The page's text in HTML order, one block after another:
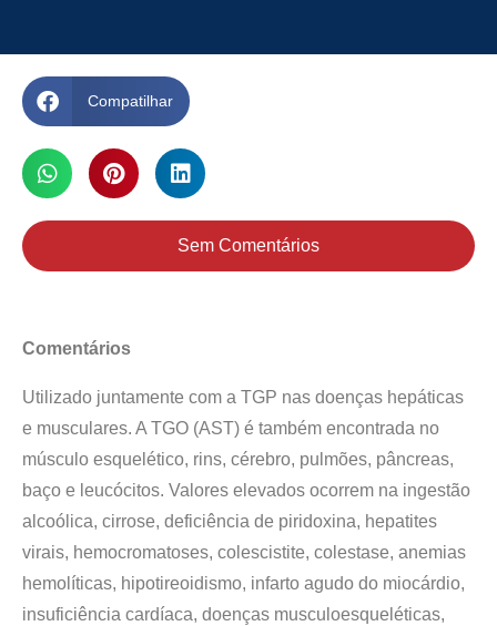
Compatilhar
Sem Comentários
Comentários
Utilizado juntamente com a TGP nas doenças hepáticas
e musculares. A TGO (AST) é também encontrada no
músculo esquelético, rins, cérebro, pulmões, pâncreas,
baço e leucócitos. Valores elevados ocorrem na ingestão
alcoólica, cirrose, deficiência de piridoxina, hepatites
virais, hemocromatoses, colescistite, colestase, anemias
hemolíticas, hipotireoidismo, infarto agudo do miocárdio,
insuficiência cardíaca, doenças musculoesqueléticas,